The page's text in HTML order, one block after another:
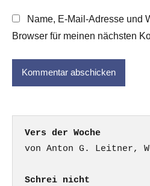
Name, E-Mail-Adresse und
Browser für meinen nächsten
Vers der Woche
Schrei nicht